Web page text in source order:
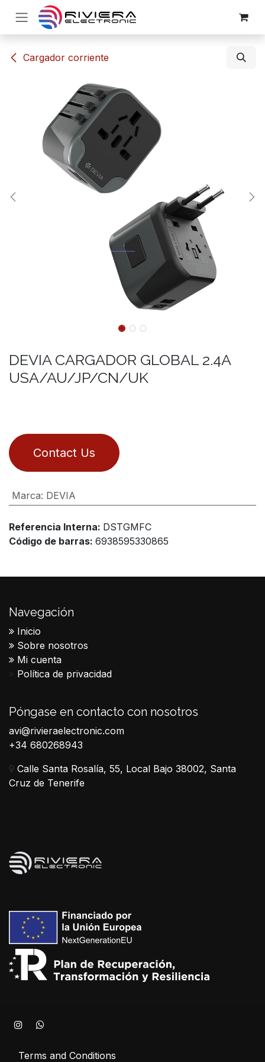
Ir al contenido
​​Cargador corriente
DEVIA CARGADOR GLOBAL 2.4A
USA/AU/JP/CN/UK
Contact Us
Marca: DEVIA
Referencia Interna: DSTGMFC
Código de barras: 6938595330865
Navegación
Inicio
Sobre nosotros
Mi cuenta
Política de privacidad
Póngase en contacto con nosotros
avi@rivieraelectronic.com
+34 680268943
Calle Santa Rosalía, 55, Local Bajo 38002, Santa
Cruz de Tenerife
Terms and Conditions